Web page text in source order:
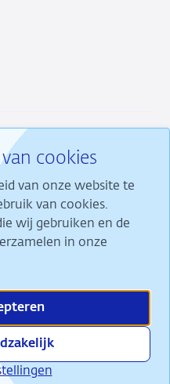
cookies
van onze website te
van cookies.
wij gebruiken en de
in onze
Linkedin
X
stabiliteit en
welvaart in